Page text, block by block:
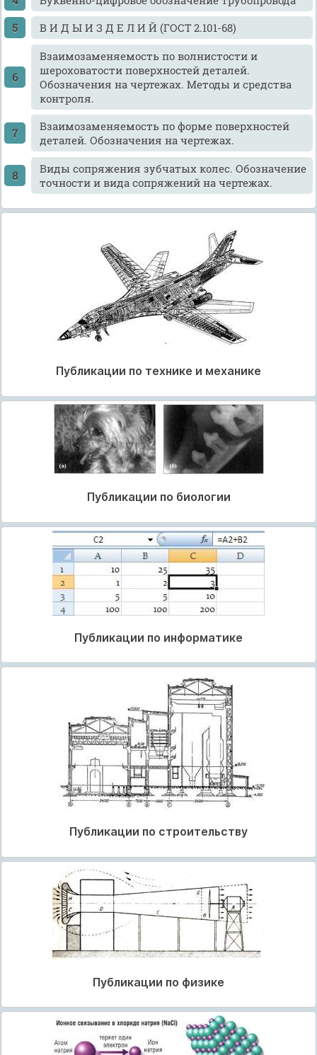
В И Д Ы И З Д Е Л И Й (ГОСТ 2.101-68)
Взаимозаменяемость по волнистости и
шероховатости поверхностей деталей.
Обозначения на чертежах. Методы и средства
контроля.
Взаимозаменяемость по форме поверхностей
деталей. Обозначения на чертежах.
Виды сопряжения зубчатых колес. Обозначение
точности и вида сопряжений на чертежах.
Публикации по технике и механике
Публикации по биологии
Публикации по информатике
Публикации по строительству
Публикации по физике